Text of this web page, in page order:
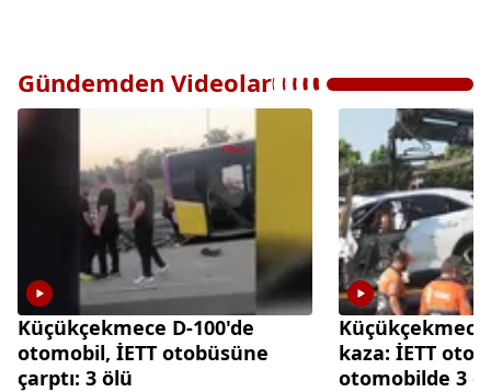
Gündemden Videolar
Küçükçekmece D-100'de
otomobil, İETT otobüsüne
çarptı: 3 ölü
kaza: İETT
otomobilde 3